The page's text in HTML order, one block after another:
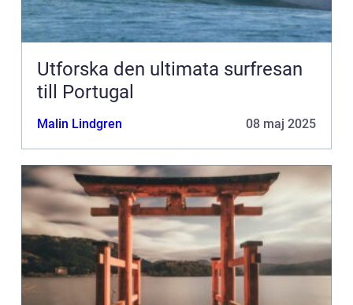
Utforska den ultimata surfresan
till Portugal
Malin Lindgren 08 maj 2025